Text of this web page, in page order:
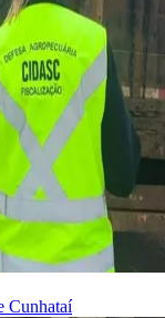
Cunhataí